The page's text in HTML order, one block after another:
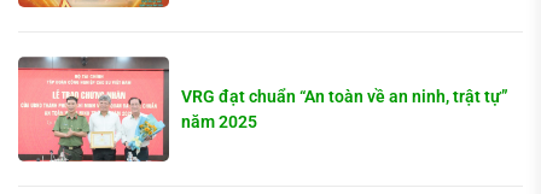
VRG đạt chuẩn “An toàn về an ninh, trật tự”
năm 2025